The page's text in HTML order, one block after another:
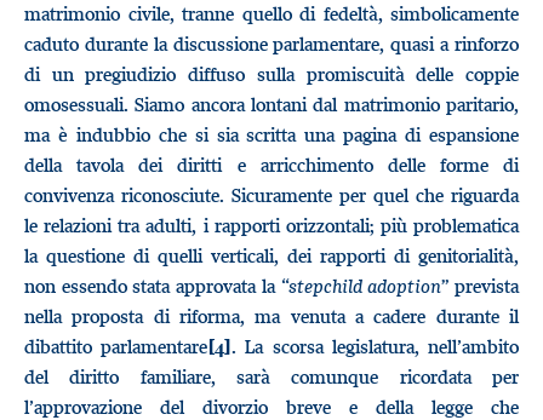
matrimonio civile, tranne quello di fedeltà, simbolicamente
caduto durante la discussione parlamentare, quasi a rinforzo
di un pregiudizio diffuso sulla promiscuità delle coppie
omosessuali. Siamo ancora lontani dal matrimonio paritario,
ma è indubbio che si sia scritta una pagina di espansione
della tavola dei diritti e arricchimento delle forme di
convivenza riconosciute. Sicuramente per quel che riguarda
le relazioni tra adulti, i rapporti orizzontali; più problematica
la questione di quelli verticali, dei rapporti di genitorialità,
non essendo stata approvata la “stepchild adoption” prevista
nella proposta di riforma, ma venuta a cadere durante il
dibattito parlamentare[4]. La scorsa legislatura, nell’ambito
del diritto familiare, sarà comunque ricordata per
l’approvazione del divorzio breve e della legge che